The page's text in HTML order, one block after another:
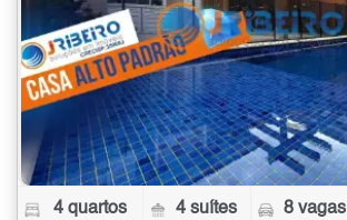
4 quartos 4 suítes 8 vagas